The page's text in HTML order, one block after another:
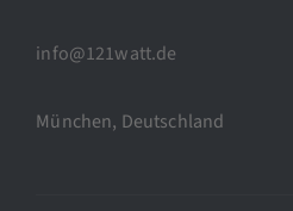
info@121watt.de
München, Deutschland